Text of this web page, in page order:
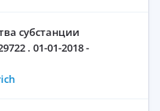
субстанции
. 01-01-2018 -